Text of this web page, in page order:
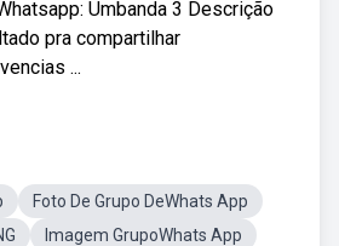
Umbanda 3 Descrição
pra compartilhar
...
Foto De Grupo DeWhats App
Imagem GrupoWhats App